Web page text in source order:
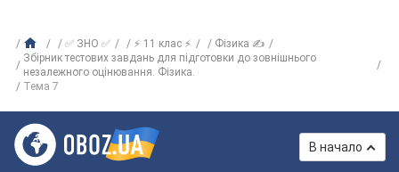
✅ ЗНО ✅ ⚡ 11 клас ⚡
Фізика ✍
Збірник тестових завдань для підготовки до зовнішнього
незалежного оцінювання. Фізика.
Тема 7
В начало